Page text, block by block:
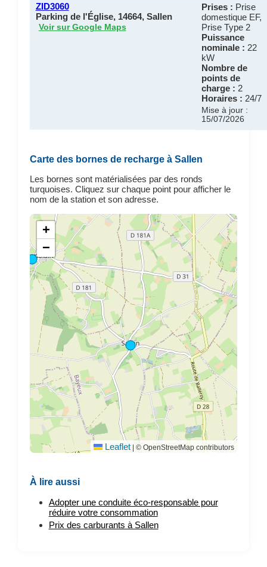
ZID3060
Parking de l'Église, 14664, Sallen
Voir sur Google Maps
Prises : Prise
domestique EF,
Prise Type 2
Puissance
nominale : 22
kW
Nombre de
points de
charge : 2
Horaires : 24/7
Mise à jour :
15/07/2026
Carte des bornes de recharge à Sallen
Les bornes sont matérialisées par des ronds
turquoises. Cliquez sur chaque point pour afficher le
nom de la station et son adresse.
+
−
Leaflet | © OpenStreetMap contributors
À lire aussi
Adopter une conduite éco-responsable pour
réduire votre consommation
Prix des carburants à Sallen